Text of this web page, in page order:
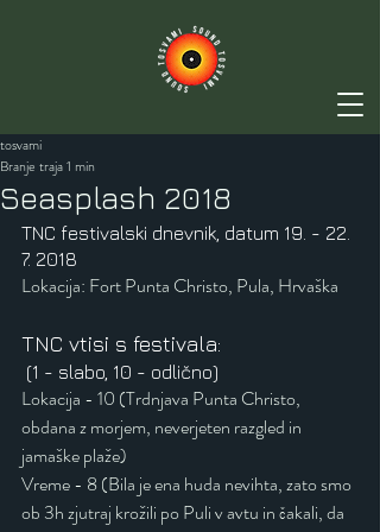
Seasplash 2018
tosvami
Branje traja 1 min
TNC festivalski dnevnik, datum 19. - 22.
7. 2018
Lokacija: Fort Punta Christo, Pula, Hrvaška
TNC vtisi s festivala:
(1 - slabo, 10 - odlično)
Lokacija - 10 (Trdnjava Punta Christo,
obdana z morjem, neverjeten razgled in
jamaške plaže)
Vreme - 8 (Bila je ena huda nevihta, zato smo
ob 3h zjutraj krožili po Puli v avtu in čakali, da